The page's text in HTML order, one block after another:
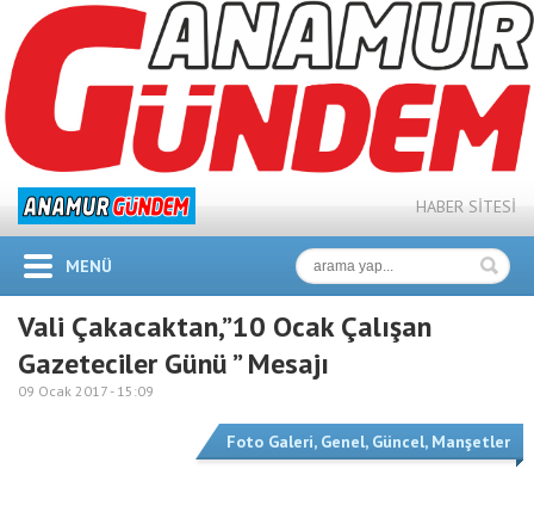
HABER SİTESİ
MENÜ
Vali Çakacaktan,”10 Ocak Çalışan
Gazeteciler Günü ” Mesajı
09 Ocak 2017 - 15:09
Foto Galeri, Genel, Güncel, Manşetler